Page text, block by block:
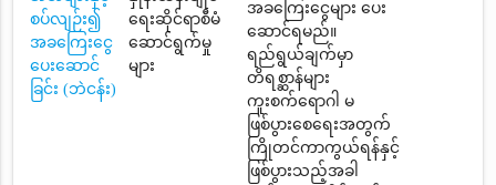
စပ်လျဉ်း၍
အခကြေးငွေ
ပေးဆောင်
ခြင်း (ဘဲငန်း)
ရေးဆိုင်ရာစီမံ
ဆောင်ရွက်မှု
များ
အခကြေးငွေများ ပေး
ဆောင်ရမည်။
ရည်ရွယ်ချက်မှာ
တိရစ္ဆာန်များ
ကူးစက်ရောဂါ မ
ဖြစ်ပွားစေရေးအတွက်
ကြိုတင်ကာကွယ်ရန်နှင့်
ဖြစ်ပွားသည့်အခါ